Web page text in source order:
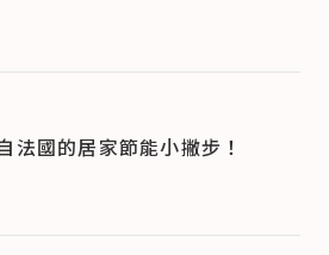
法國的居家節能小撇步！